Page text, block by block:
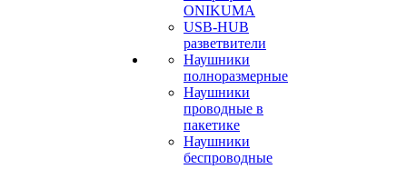
ONIKUMA
USB-HUB
разветвители
Наушники
полноразмерные
Наушники
проводные в
пакетике
Наушники
беспроводные